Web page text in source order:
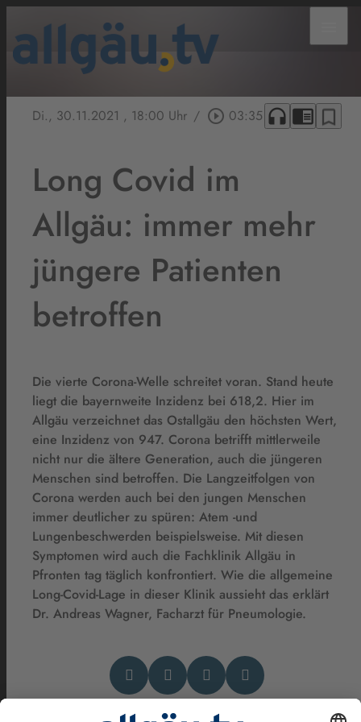
Di., 30.11.2021 , 18:00 Uhr / play_circle_outline 03:35 headphones chrome_reader_mode bookmark_border
Long Covid im
Allgäu: immer mehr
jüngere Patienten
betroffen
Die vierte Corona-Welle schreitet voran. Stand heute
liegt die bayernweite Inzidenz bei 618,2. Hier im
Allgäu verzeichnet das Ostallgäu den höchsten Wert,
eine Inzidenz von 947. Corona betrifft mittlerweile
nicht nur die ältere Generation, auch die jüngeren
Menschen sind betroffen. Die Langzeitfolgen von
Corona werden auch bei den jungen Menschen
immer deutlicher zu spüren: Atem -und
Lungenbeschwerden beispielsweise. Mit diesen
Symptomen wird auch die Fachklinik Allgäu in
Pfronten tag täglich konfrontiert. Wie die allgemeine
Long-Covid-Lage in dieser Klinik aussieht das erklärt
Dr. Andreas Wagner, Facharzt für Pneumologie.